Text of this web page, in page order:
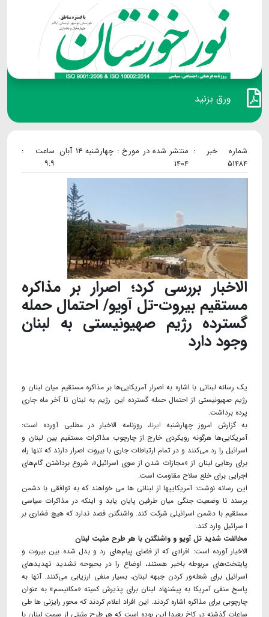
ورق بزنید
شماره خبر :
۵۱۴۸۴
منتشر شده در مورخ : چهارشنبه ۱۴ آبان
۱۴۰۴
ساعت :
۹:۹
الاخبار بررسی کرد؛ اصرار بر مذاکره
مستقیم بیروت-تل آویو/ احتمال حمله
گسترده رژیم صهیونیستی به لبنان
وجود دارد
یک رسانه لبنانی با اشاره به اصرار آمریکایی‌ها بر مذاکره مستقیم میان لبنان و
رژیم صهیونیستی از احتمال حمله گسترده این رژیم به لبنان تا آخر ماه جاری
پرده برداشت.
به گزارش امروز چهارشنبه ایرنا، روزنامه الاخبار در مطلبی آورده است:
آمریکایی‌ها هرگونه رویکردی خارج از چارچوب مذاکرات مستقیم بین لبنان و
اسرائیل را رد می‌کنند و در تمام ارتباطات جاری با بیروت اصرار دارند که تنها راه
برای رهایی لبنان از «مجازات شدن از سوی اسرائیل»، شروع برداشتن گام‌های
اجرایی برای خلع سلاح مقاومت است.
این رسانه نوشت: آمریکاییها از لبنانی ها می خواهند که به توافقی با دشمن
برسند تا وضعیت جنگی میان طرفین پایان یابد و اینکه در مذاکرات سیاسی
مستقیم با دشمن اسرائیلی شرکت کند. واشنگتن قصد ندارد که هیچ فشاری بر
ا سرائیل وارد کند.
مخالفت شدید تل آویو و واشنگتن با هر طرح مثبت لبنان
الاخبار آورده است: افرادی که از فضای پیام‌های رد و بدل شده بین بیروت و
پایتخت‌های مربوطه باخبر هستند، اوضاع را در بحبوحه تشدید تهدیدهای
اسرائیل برای شعله‌ور کردن جبهه لبنان، بسیار منفی ارزیابی می‌کنند. آنها به
پاسخ منفی آمریکا به پیشنهاد لبنان برای پذیرش کمیته «مکانیسم» به عنوان
چارچوبی برای مذاکره اشاره کردند. این افراد اعلام کردند که محور رایزنی ها طی
ساعات گذشته در کاخ بعبدا این بوده است که هر طرح مثبتی از سمت لبنان با